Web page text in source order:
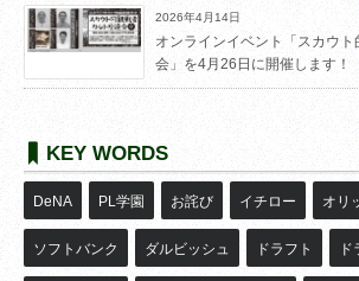
2026年4月14日
オンラインイベント「スカウ
会」を4月26日に開催します！
KEY WORDS
DeNA PL学園 お詫び イチロー オリ
ソフトバンク ダルビッシュ ドラフト